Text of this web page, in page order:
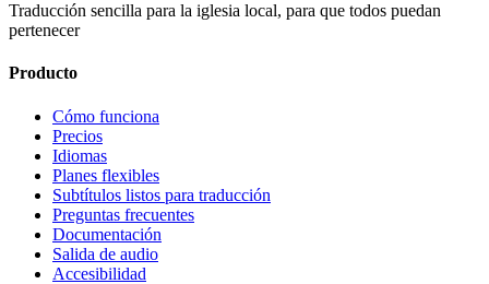
Traducción sencilla para la iglesia local, para que todos puedan
pertenecer
Producto
Cómo funciona
Precios
Idiomas
Planes flexibles
Subtítulos listos para traducción
Preguntas frecuentes
Documentación
Salida de audio
Accesibilidad